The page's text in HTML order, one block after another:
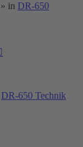
» in DR-650
DR-650 Technik